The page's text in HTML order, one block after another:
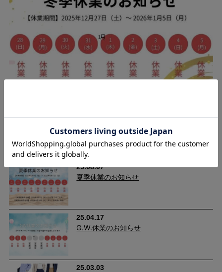
cafeからtabiまで、日常を上質に
年末年始に伴う休業のお知らせ（2025-2026）
25.08.07
夏季休業のお知らせ
25.04.17
G.W.休業のお知らせ
25.03.03